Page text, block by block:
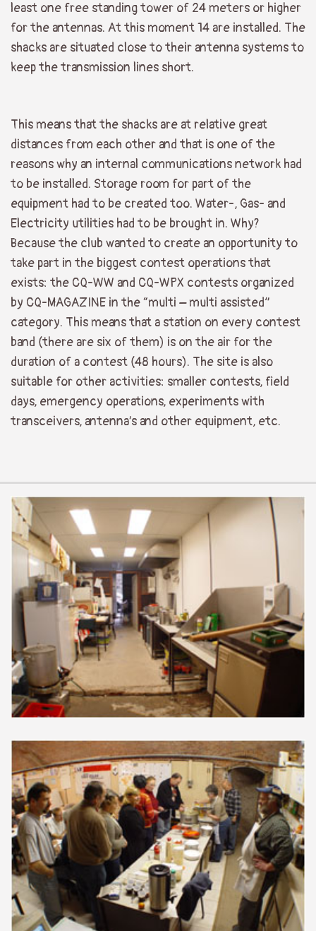
least one free standing tower of 24 meters or higher
for the antennas. At this moment 14 are installed. The
shacks are situated close to their antenna systems to
keep the transmission lines short.
This means that the shacks are at relative great
distances from each other and that is one of the
reasons why an internal communications network had
to be installed. Storage room for part of the
equipment had to be created too. Water-, Gas- and
Electricity utilities had to be brought in. Why?
Because the club wanted to create an opportunity to
take part in the biggest contest operations that
exists: the CQ-WW and CQ-WPX contests organized
by CQ-MAGAZINE in the “multi – multi assisted”
category. This means that a station on every contest
band (there are six of them) is on the air for the
duration of a contest (48 hours). The site is also
suitable for other activities: smaller contests, field
days, emergency operations, experiments with
transceivers, antenna’s and other equipment, etc.